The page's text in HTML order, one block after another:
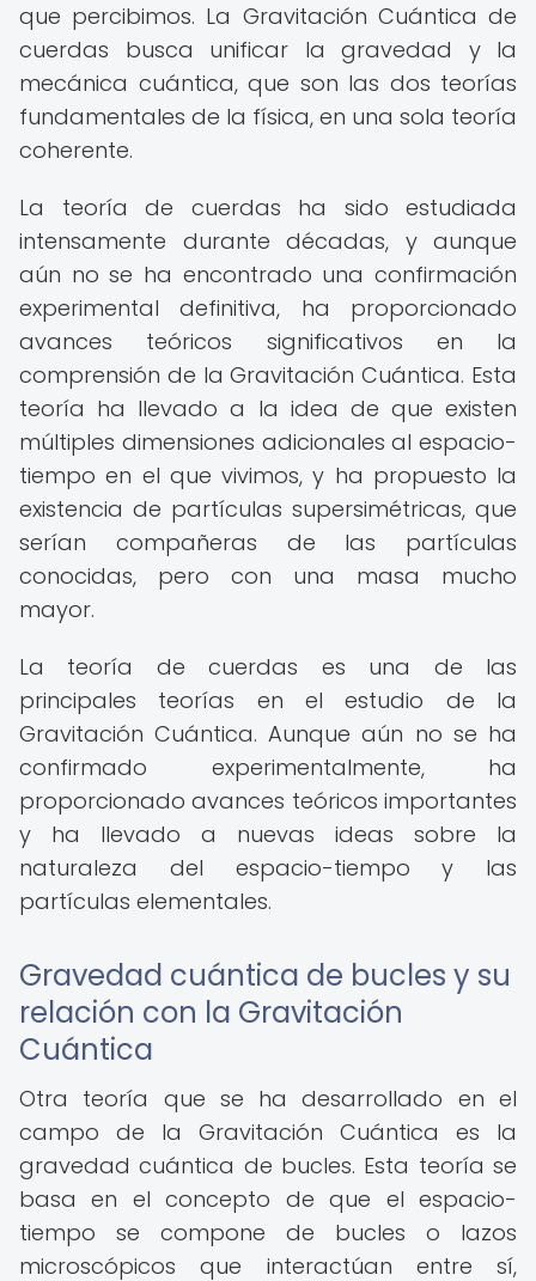
que percibimos. La Gravitación Cuántica de
cuerdas busca unificar la gravedad y la
mecánica cuántica, que son las dos teorías
fundamentales de la física, en una sola teoría
coherente.
La teoría de cuerdas ha sido estudiada
intensamente durante décadas, y aunque
aún no se ha encontrado una confirmación
experimental definitiva, ha proporcionado
avances teóricos significativos en la
comprensión de la Gravitación Cuántica. Esta
teoría ha llevado a la idea de que existen
múltiples dimensiones adicionales al espacio-
tiempo en el que vivimos, y ha propuesto la
existencia de partículas supersimétricas, que
serían compañeras de las partículas
conocidas, pero con una masa mucho
mayor.
La teoría de cuerdas es una de las
principales teorías en el estudio de la
Gravitación Cuántica. Aunque aún no se ha
confirmado experimentalmente, ha
proporcionado avances teóricos importantes
y ha llevado a nuevas ideas sobre la
naturaleza del espacio-tiempo y las
partículas elementales.
Gravedad cuántica de bucles y su
relación con la Gravitación
Cuántica
Otra teoría que se ha desarrollado en el
campo de la Gravitación Cuántica es la
gravedad cuántica de bucles. Esta teoría se
basa en el concepto de que el espacio-
tiempo se compone de bucles o lazos
microscópicos que interactúan entre sí,